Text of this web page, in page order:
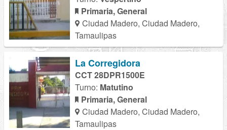
Primaria, General
Ciudad Madero, Ciudad Madero,
Tamaulipas
La Corregidora
CCT 28DPR1500E
Turno: Matutino
Primaria, General
Ciudad Madero, Ciudad Madero,
Tamaulipas